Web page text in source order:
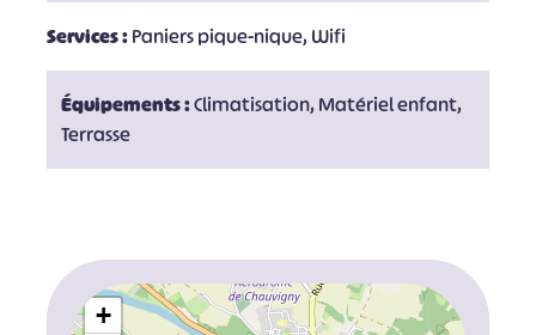
Services :Paniers pique-nique, Wifi
Équipements :Climatisation, Matériel enfant,
Terrasse
+